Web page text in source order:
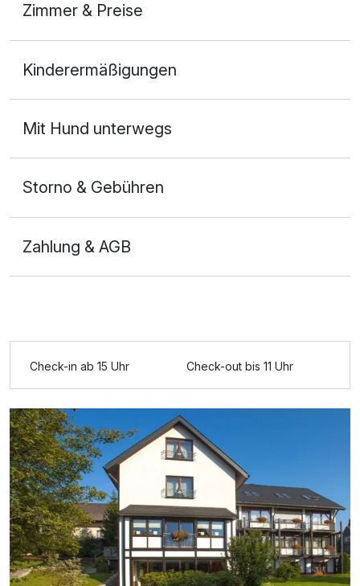
Zimmer & Preise
2 Erwachsene und 1 Kind
Für 4 Tage
Dreibettzimmer
3 Erwachsene
Kinderermäßigungen
Mit Hund unterwegs
Storno & Gebühren
Zahlung & AGB
Check-in ab 15 Uhr Check-out bis 11 Uhr